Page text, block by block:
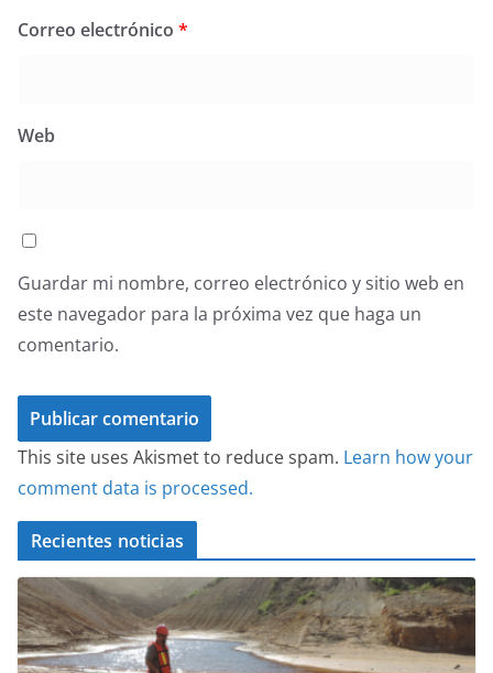
Correo electrónico *
Web
Guardar mi nombre, correo electrónico y sitio web en
este navegador para la próxima vez que haga un
comentario.
This site uses Akismet to reduce spam. Learn how your
comment data is processed.
Recientes noticias